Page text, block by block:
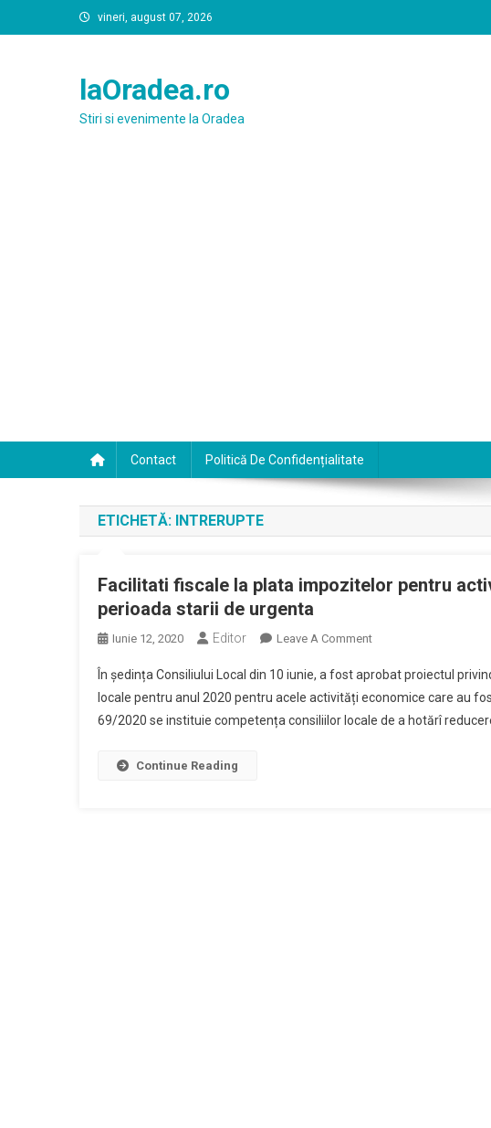
to
vineri, august 07, 2026
laOradea.ro
Stiri si evenimente la Oradea
Contact Politică De Confidențialitate
ETICHETĂ: INTRERUPTE
Facilitati fiscale la plata impozitelor pentru
perioada starii de urgenta
Iunie 12, 2020 Editor Leave A CommentOn
Fiscale
La
Plata
În ședința Consiliului Local din 10 iunie, a fost aprobat proiectul
locale pentru anul 2020 pentru acele activități economice care au
69/2020 se instituie competența consiliilor locale de a hotărî
Continue Reading